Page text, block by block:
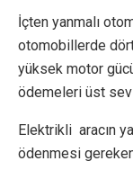
İçten yanmalı
otomobillerde
yüksek motor
ödemeleri üst
Elektrikli aracın
ödenmesi